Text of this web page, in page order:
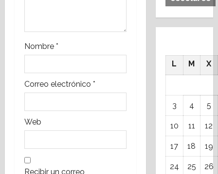
d
s
Nombre *
Correo electrónico *
Web
Recibir un correo
L M X
3 4 5
10 11 12
17 18 19
24 25 26